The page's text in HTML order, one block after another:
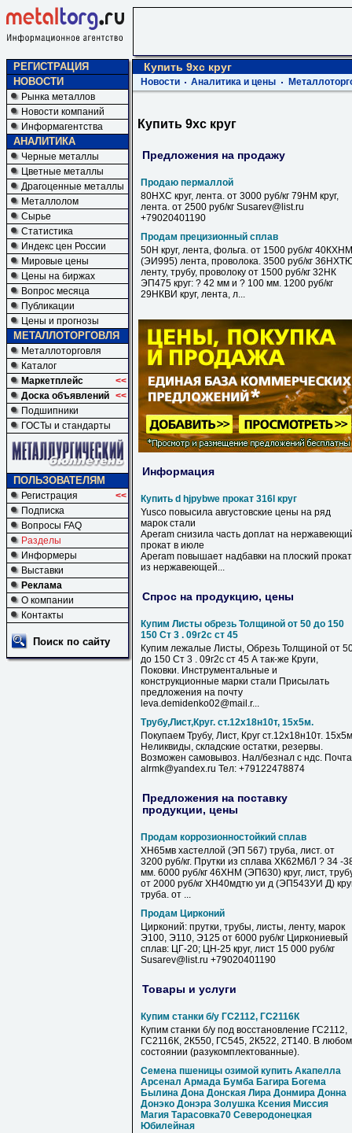
РЕГИСТРАЦИЯ
НОВОСТИ
Рынка металлов
Новости компаний
Информагентства
АНАЛИТИКА
Черные металлы
Цветные металлы
Драгоценные металлы
Металлолом
Сырье
Статистика
Индекс цен России
Мировые цены
Цены на биржах
Вопрос месяца
Публикации
Цены и прогнозы
МЕТАЛЛОТОРГОВЛЯ
Металлоторговля
Каталог
Маркетплейс
<<
Доска объявлений <<
Подшипники
ГОСТы и стандарты
ПОЛЬЗОВАТЕЛЯМ
Регистрация
<<
Подписка
Вопросы FAQ
Разделы
Информеры
Выставки
Реклама
О компании
Контакты
Поиск по сайту
Купить 9хс круг
Новости Аналитика и цены
Купить 9хс круг
Предложения на продажу
Продаю пермаллой
80НХС круг, лента. от 3000 руб/кг 79НМ круг,
лента. от 2500 руб/кг Susarev@list.ru
+79020401190
Продам прецизионный сплав
50Н круг, лента, фольга. от 1500 руб/кг 40КХНМ
(ЭИ995) лента, проволока. 3500 руб/кг
ленту, трубу, проволоку от 1500 руб/кг 32НК
ЭП475 круг: ? 42 мм и ? 100 мм. 1200 руб/кг
29НКВИ круг, лента, л...
Информация
Купить d hjpybwe прокат 316l круг
Yusco повысила августовские цены на ряд
марок стали
Aperam снизила часть доплат на
прокат в июле
Aperam повышает надбавки на плоский прокат
из нержавеющей...
Спрос на продукцию, цены
Купим Листы обрезь Толщиной от 50 до 150
150 Ст 3 . 09г2с ст 45
Купим лежалые Листы, Обрезь Толщиной от
до 150 Ст 3 . 09г2с ст 45 А так-же Круги,
Поковки. Инструментальные и
конструкционные марки стали Присылать
предложения на почту
leva.demidenko02@mail.r...
Трубу,Лист,Круг. ст.12х18н10т, 15х5м.
Покупаем Трубу, Лист, Круг ст.12х18н10т.
Неликвиды, складские остатки, резервы.
Возможен самовывоз. Нал/безнал с ндс.
alrmk@yandex.ru Тел: +79122478874
Предложения на поставку
продукции, цены
Продам коррозионностойкий сплав
ХН65мв хастеллой (ЭП 567) труба, лист. от
3200 руб/кг. Прутки из сплава ХК62М6Л ? 34 -
мм. 6000 руб/кг 46ХНМ (ЭП630) круг, лист,
от 2000 руб/кг ХН40мдтю уи д (ЭП543УИ Д)
труба. от ...
Продам Цирконий
Цирконий: прутки, трубы, листы, ленту, марок
Э100, Э110, Э125 от 6000 руб/кг Циркониевый
сплав: ЦГ-20; ЦН-25 круг, лист 15 000 руб/кг
Susarev@list.ru +79020401190
Товары и услуги
Купим станки б/у ГС2112, ГС2116К
Купим станки б/у под восстановление ГС2112,
ГС2116К, 2К550, ГС545, 2К522, 2Т140. В любом
состоянии (разукомплектованные).
Семена пшеницы озимой купить Акапелла
Арсенал Армада Бумба Багира Богема
Былина Дона Донская Лира Донмира Донна
Донэко Донэра Золушка Ксения Миссия
Магия Тарасовка70 Северодонецкая
Юбилейная